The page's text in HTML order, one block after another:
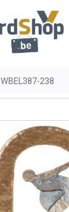
WBEL387-238